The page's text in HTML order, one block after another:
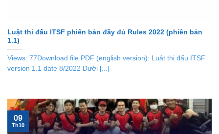
Luật thi đấu ITSF phiên bản đầy đủ Rules 2022 (phiên bản
1.1)
Views: 77Download file PDF (english version): Luật thi đấu ITSF
version 1.1 date 8/2022 Dưới [...]
09
Th10